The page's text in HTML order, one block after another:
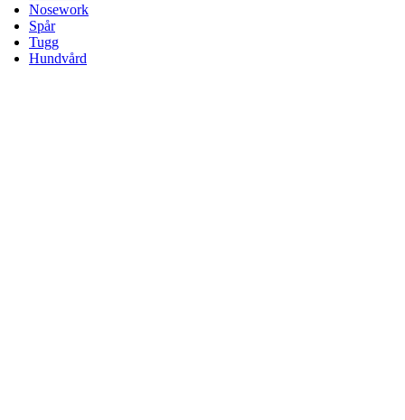
Nosework
Spår
Tugg
Hundvård